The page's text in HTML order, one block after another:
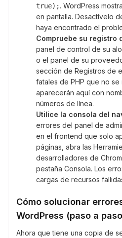
true);. WordPress
en pantalla. Desactívelo
haya encontrado el
Compruebe su registro
panel de control de su
o el panel de su
sección de Registros de
fatales de PHP que no se
aparecerán aquí con
números de línea.
Utilice la consola del
errores del panel de
en el frontend que solo
páginas, abra las
desarrolladores de
pestaña Consola. Los
cargas de recursos
Cómo solucionar
WordPress (paso a
Ahora que tiene una copia de